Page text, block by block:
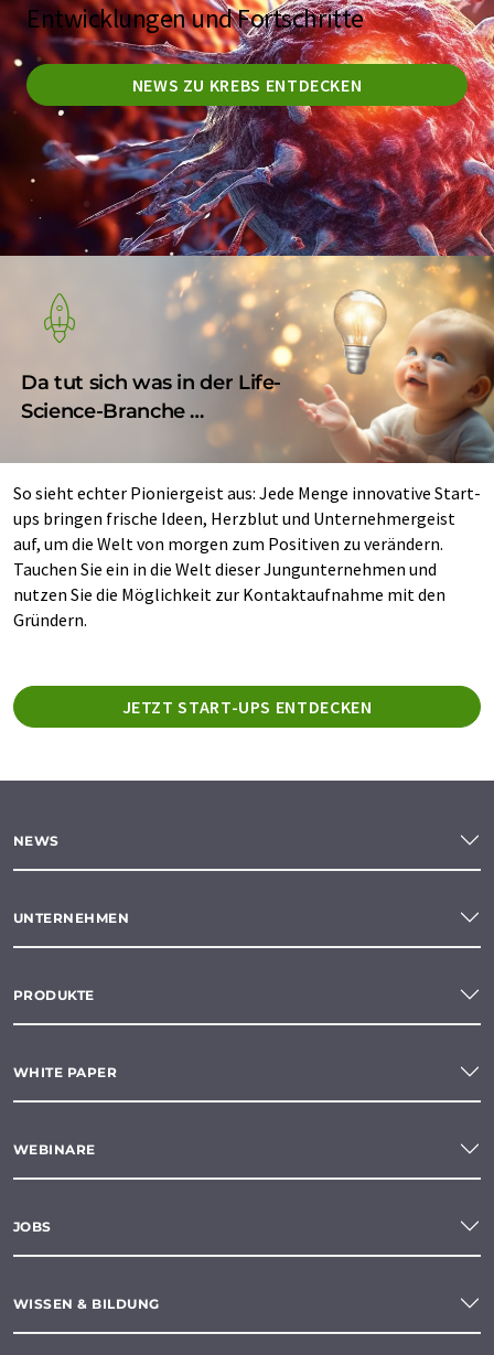
Entwicklungen und Fortschritte
NEWS ZU KREBS ENTDECKEN
Da tut sich was in der Life-
Science-Branche …
So sieht echter Pioniergeist aus: Jede Menge innovative Start-
ups bringen frische Ideen, Herzblut und Unternehmergeist
auf, um die Welt von morgen zum Positiven zu verändern.
Tauchen Sie ein in die Welt dieser Jungunternehmen und
nutzen Sie die Möglichkeit zur Kontaktaufnahme mit den
Gründern.
JETZT START-UPS ENTDECKEN
NEWS
UNTERNEHMEN
PRODUKTE
WHITE PAPER
WEBINARE
JOBS
WISSEN & BILDUNG